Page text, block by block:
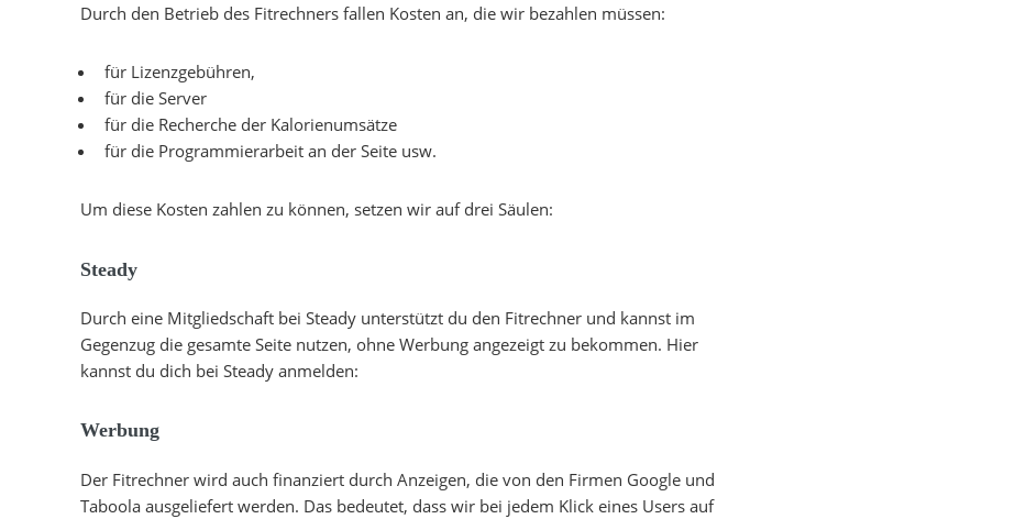
Durch den Betrieb des Fitrechners fallen Kosten an, die wir bezahlen müssen:
für Lizenzgebühren,
für die Server
für die Recherche der Kalorienumsätze
für die Programmierarbeit an der Seite usw.
Um diese Kosten zahlen zu können, setzen wir auf drei Säulen:
Steady
Durch eine Mitgliedschaft bei Steady unterstützt du den Fitrechner und kannst im
Gegenzug die gesamte Seite nutzen, ohne Werbung angezeigt zu bekommen. Hier
kannst du dich bei Steady anmelden:
Werbung
Der Fitrechner wird auch finanziert durch Anzeigen, die von den Firmen Google und
Taboola ausgeliefert werden. Das bedeutet, dass wir bei jedem Klick eines Users auf